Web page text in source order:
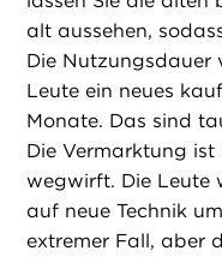
alt aussehen,
Die Nutzungsdauer
Leute ein neues
Monate. Das sind
Die Vermarktung
wegwirft. Die Leute
auf neue Technik
extremer Fall, aber